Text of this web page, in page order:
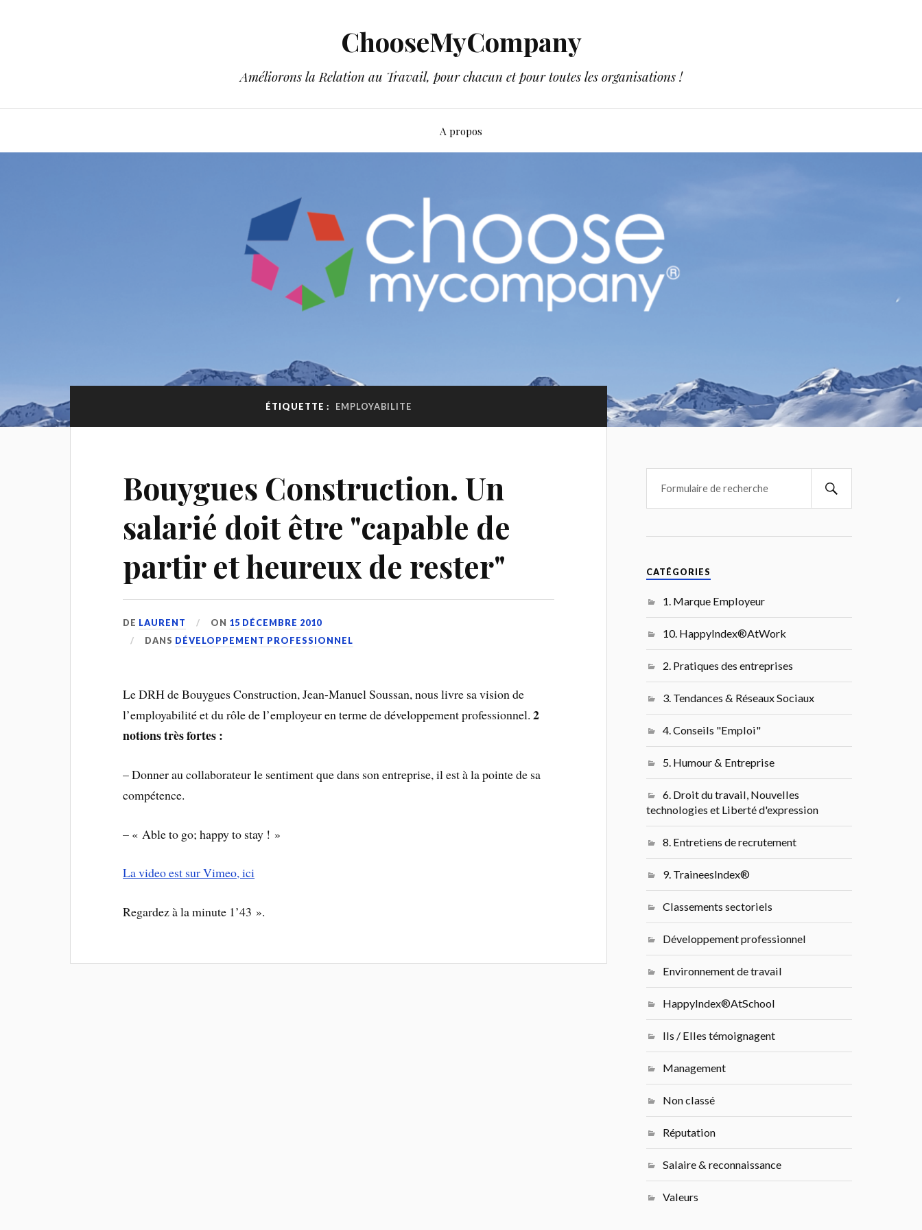
ChooseMyCompany
Améliorons la Relation au Travail, pour chacun et pour toutes les organisations !
A propos
ÉTIQUETTE : EMPLOYABILITE
Bouygues Construction. Un
salarié doit être "capable de
partir et heureux de rester"
DE LAURENT ON 15 DÉCEMBRE 2010
DANS DÉVELOPPEMENT PROFESSIONNEL
Le DRH de Bouygues Construction, Jean-Manuel Soussan, nous livre sa vision de
l’employabilité et du rôle de l’employeur en terme de développement professionnel.2
notions très fortes :
– Donner au collaborateur le sentiment que dans son entreprise, il est à la pointe de sa
compétence.
– « Able to go; happy to stay ! »
La video est sur Vimeo, ici
Regardez à la minute 1’43 ».
CATÉGORIES
1. Marque Employeur
10. HappyIndex®AtWork
2. Pratiques des entreprises
3. Tendances & Réseaux Sociaux
4. Conseils "Emploi"
5. Humour & Entreprise
6. Droit du travail, Nouvelles
technologies et Liberté d'expression
8. Entretiens de recrutement
9. TraineesIndex®
Classements sectoriels
Développement professionnel
Environnement de travail
HappyIndex®AtSchool
Ils / Elles témoignagent
Management
Non classé
Réputation
Salaire & reconnaissance
Valeurs